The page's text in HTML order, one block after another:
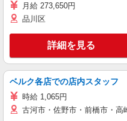
月給 273,650円
品川区
詳細を見る
ベルク各店での店内スタッフ
時給 1,065円
古河市・佐野市・前橋市・